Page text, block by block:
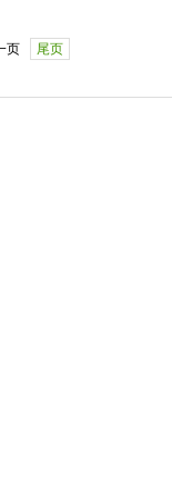
页 尾页